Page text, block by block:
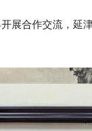
合作交流，延